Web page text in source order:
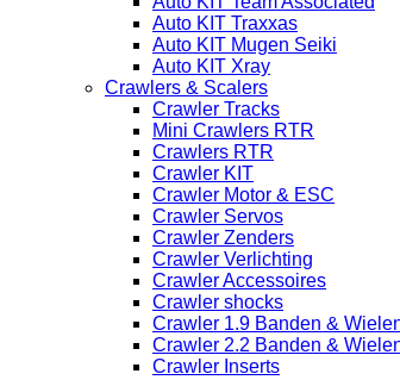
Auto KIT Traxxas
Auto KIT Mugen Seiki
Auto KIT Xray
Crawlers & Scalers
Crawler Tracks
Mini Crawlers RTR
Crawlers RTR
Crawler KIT
Crawler Motor & ESC
Crawler Servos
Crawler Zenders
Crawler Verlichting
Crawler Accessoires
Crawler shocks
Crawler 1.9 Banden &
Crawler 2.2 Banden &
Crawler Inserts